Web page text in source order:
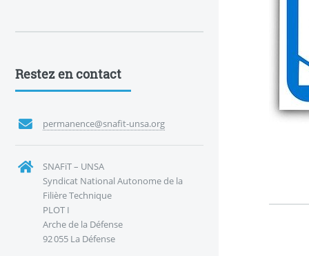
Restez en contact
permanence@snafit-unsa.org
SNAFiT – UNSA
Syndicat National Autonome de la
Filière Technique
PLOT I
Arche de la Défense
92 055 La Défense